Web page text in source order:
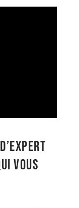
vous